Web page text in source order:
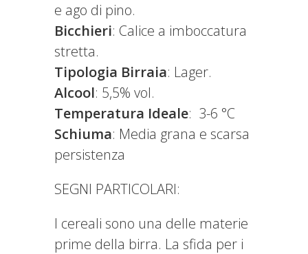
e ago di pino.
Bicchieri: Calice a imboccatura
stretta.
Tipologia Birraia: Lager.
Alcool: 5,5% vol.
Temperatura Ideale: 3-6 °C
Schiuma: Media grana e scarsa
persistenza
SEGNI PARTICOLARI:
I cereali sono una delle materie
prime della birra. La sfida per i